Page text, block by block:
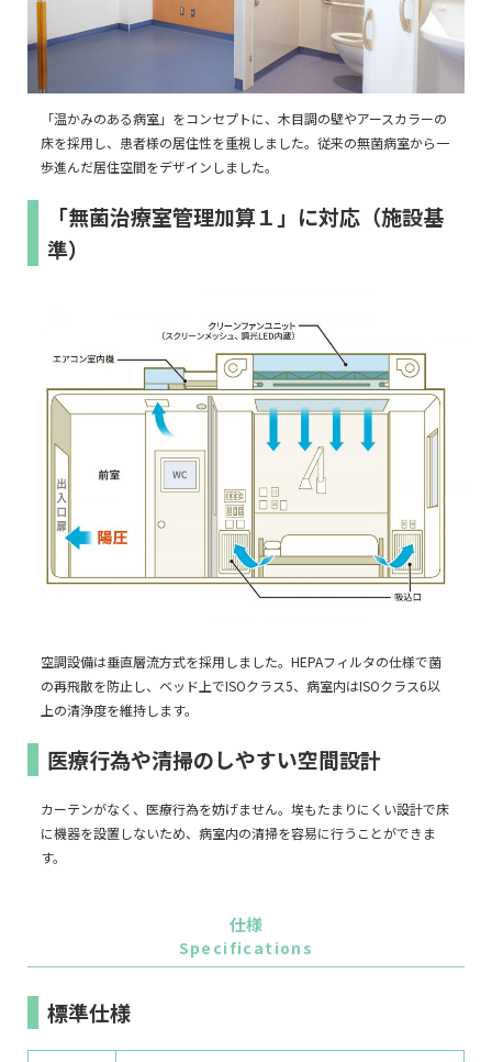
「温かみのある病室」をコンセプトに、木目調の壁やアースカラーの
床を採用し、患者様の居住性を重視しました。従来の無菌病室から一
歩進んだ居住空間をデザインしました。
「無菌治療室管理加算１」に対応（施設基
準）
空調設備は垂直層流方式を採用しました。HEPAフィルタの仕様で菌
の再飛散を防止し、ベッド上でISOクラス5、病室内はISOクラス6以
上の清浄度を維持します。
医療行為や清掃のしやすい空間設計
カーテンがなく、医療行為を妨げません。埃もたまりにくい設計で床
に機器を設置しないため、病室内の清掃を容易に行うことができま
す。
仕様
Specifications
標準仕様